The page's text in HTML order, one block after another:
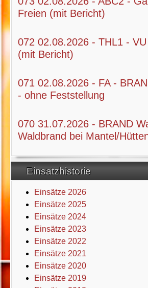
Freien (mit Bericht)
072 02.08.2026 - THL1 -
(mit Bericht)
071 02.08.2026 - FA -
- ohne Feststellung
070 31.07.2026 - BRAND
Waldbrand bei Mantel/
Einsatzhistorie
Einsätze 2026
Einsätze 2025
Einsätze 2024
Einsätze 2023
Einsätze 2022
Einsätze 2021
Einsätze 2020
Einsätze 2019